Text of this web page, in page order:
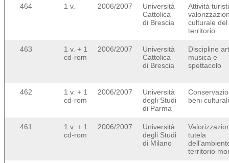
464 1 v. 2006/2007
Università
Cattolica
di Brescia
Attività
culturale del
territorio
463
1 v. + 1
cd-rom
2006/2007
Università
Cattolica
di Brescia
Discipline
musica e
spettacolo
462
1 v. + 1
cd-rom
2006/2007
Università
degli Studi
di Parma
beni culturali
461
1 v. + 1
cd-rom
2006/2007
Università
degli Studi
di Milano
tutela
territorio